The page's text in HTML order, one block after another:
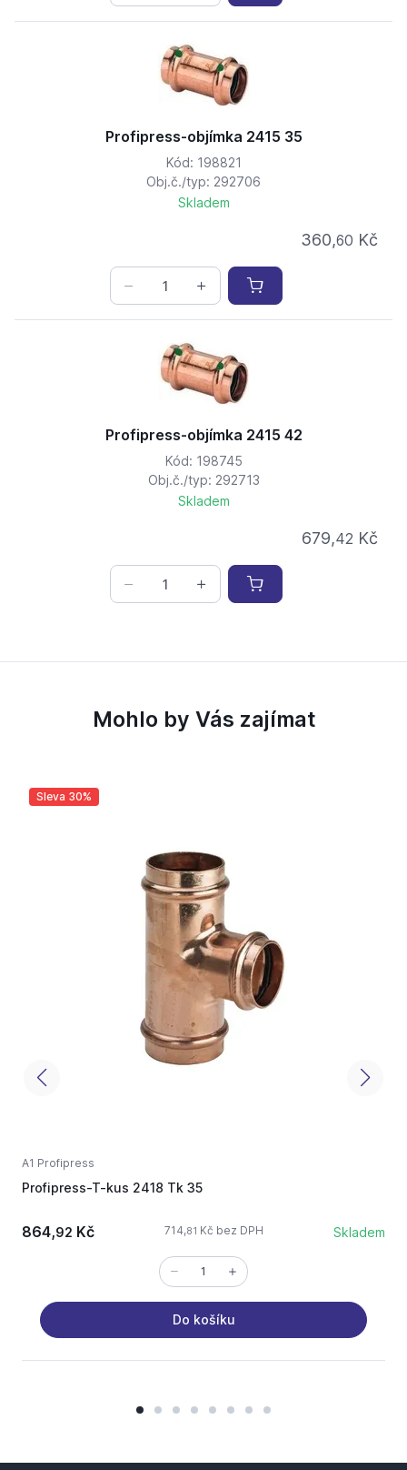
Profipress-objímka 2415 35
Kód: 198821
Obj.č./typ: 292706
Skladem
360,60 Kč
Profipress-objímka 2415 42
Kód: 198745
Obj.č./typ: 292713
Skladem
679,42 Kč
Mohlo by Vás zajímat
Sleva 30%
A1 Profipress
Profipress-T-kus 2418 Tk 35
864,92 Kč 714,81 Kč bez DPH Skladem
Do košíku